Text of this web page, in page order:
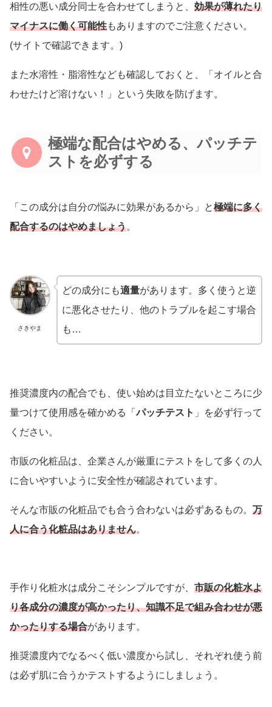
相性の悪い成分同士を合わせてしまうと、 効果が薄れたり
マイナスに働く可能性もありますのでご注意ください。
(サイトで確認できます。)
また水溶性・脂溶性なども確認しておくと、「オイルと合
わせたけど溶けない！」という失敗を防げます。
極端な配合はやめる、パッチテ
ストを必ずする
「この成分は自分の悩みに効果があるから」と極端に多く
配合するのはやめましょう。
さきやま
どの成分にも適量があります。多く使うと逆
に悪化させたり、他のトラブルを起こす場合
も…
推奨濃度内の配合でも、使い始めは目立たないところに少
量つけて使用感を確かめる「パッチテスト 」を必ず行って
ください。
市販の化粧品は、企業さんが厳重にテストをして多くの人
に合いやすいように安全性が確認されています。
そんな市販の化粧品でも合う合わないは必ずあるもの。 万
人に合う化粧品はありません。
手作り化粧水は成分こそシンプルですが、 市販の化粧水よ
り各成分の濃度が高かったり、知識不足で組み合わせが悪
かったりする場合があります。
推奨濃度内でなるべく低い濃度から試し、それぞれ使う前
は必ず肌に合うかテストするようにしましょう。